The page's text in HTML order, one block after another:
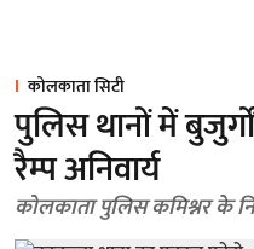
कोलकाता सिटी
पुलिस थानों में
रैम्प अनिवार्य
कोलकाता पुलिस कमिश्नर के